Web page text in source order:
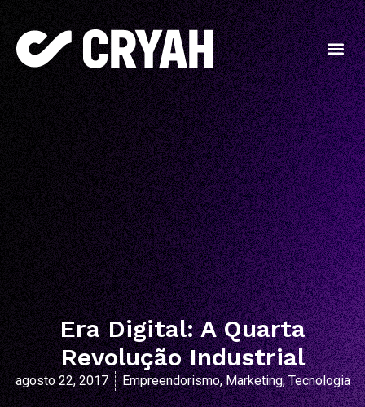
Era Digital: A Quarta
Revolução Industrial
agosto 22, 2017 Empreendorismo,Marketing,Tecnologia